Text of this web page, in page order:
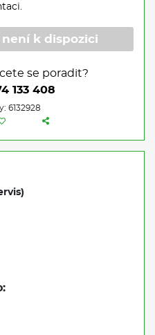
k dispozici
se poradit?
133 408
6132928